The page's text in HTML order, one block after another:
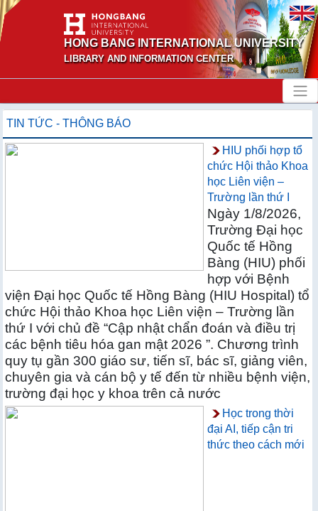
HONG BANG INTERNATIONAL UNIVERSITY
LIBRARY AND INFORMATION CENTER
TIN TỨC - THÔNG BÁO
HIU phối hợp tổ
chức Hội thảo Khoa
học Liên viện –
Trường lần thứ I
Ngày 1/8/2026,
Trường Đại học
Quốc tế Hồng
Bàng (HIU) phối
hợp với Bệnh
viện Đại học Quốc tế Hồng Bàng (HIU Hospital) tổ
chức Hội thảo Khoa học Liên viện – Trường lần
thứ I với chủ đề “Cập nhật chẩn đoán và điều trị
các bệnh tiêu hóa gan mật 2026 ”. Chương trình
quy tụ gần 300 giáo sư, tiến sĩ, bác sĩ, giảng viên,
chuyên gia và cán bộ y tế đến từ nhiều bệnh viện,
trường đại học y khoa trên cả nước
Học trong thời
đại AI, tiếp cận tri
thức theo cách mới